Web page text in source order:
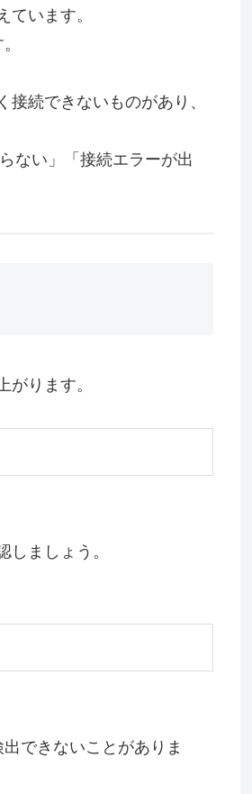
います。
続できないものがあり、
ない」「接続エラーが出
ります。
ましょう。
できないことがありま